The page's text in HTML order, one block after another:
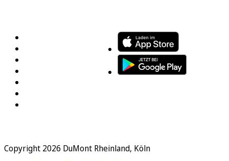
Copyright 2026 DuMont Rheinland, Köln